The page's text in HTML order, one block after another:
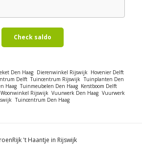
Check saldo
Den Haag Dierenwinkel Rijswijk Hovenier Delft
Delft Tuincentrum Rijswijk Tuinplanten Den
Haag Tuinmeubelen Den Haag Kerstboom Delft
Woonwinkel Rijswijk Vuurwerk Den Haag Vuurwerk
Tuincentrum Den Haag
't Haantje in Rijswijk